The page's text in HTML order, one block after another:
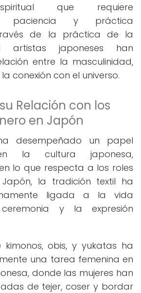
que requiere
paciencia y práctica
de la práctica de la
artistas japoneses han
entre la masculinidad,
conexión con el universo.
Relación con los
en Japón
desempeñado un papel
la cultura japonesa,
lo que respecta a los roles
la tradición textil ha
ligada a la vida
y la expresión
obis, y yukatas ha
una tarea femenina en
donde las mujeres han
de tejer, coser y bordar